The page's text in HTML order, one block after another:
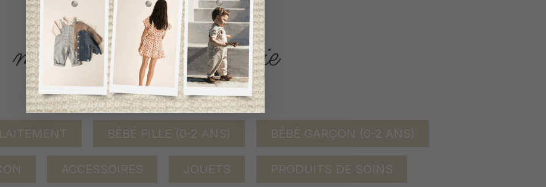
ACCÈS RAPIDE
magasinez par catégorie
BÉBÉ FILLE (0-2 ANS) BÉBÉ GARÇON (0-2 ANS)
ACCESSOIRES JOUETS PRODUITS DE SOINS